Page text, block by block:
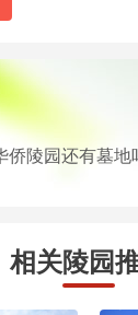
陵园还有墓地吗
相关陵园